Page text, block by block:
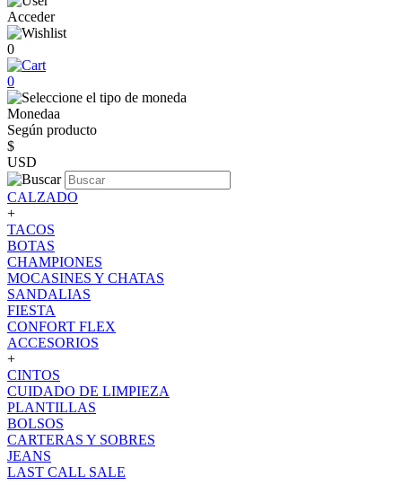
Acceder
0
0
Monedaa
Según producto
$
USD
CALZADO
+
TACOS
BOTAS
CHAMPIONES
MOCASINES Y CHATAS
SANDALIAS
FIESTA
CONFORT FLEX
ACCESORIOS
+
CINTOS
CUIDADO DE LIMPIEZA
PLANTILLAS
BOLSOS
CARTERAS Y SOBRES
JEANS
LAST CALL SALE